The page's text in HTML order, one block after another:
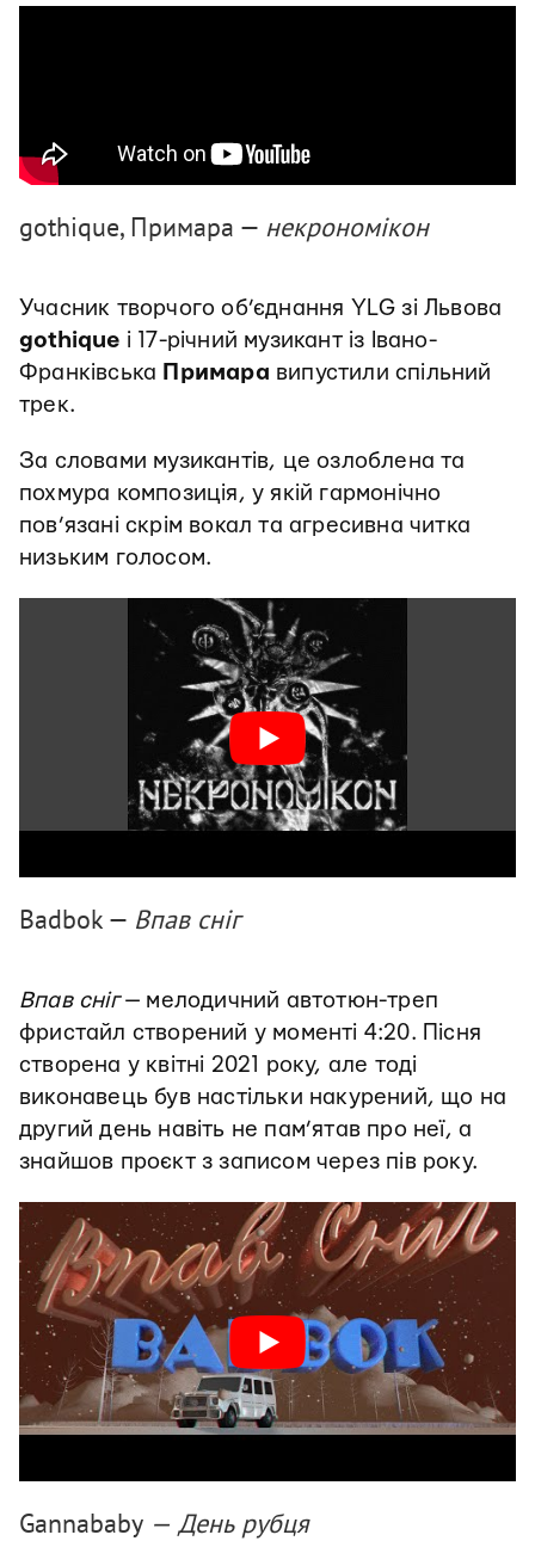
gothique, Примара — некрономікон
Учасник творчого об’єднання YLG зі Львова
gothique і 17-річний музикант із Івано-
Франківська Примара випустили спільний
трек.
За словами музикантів, це озлоблена та
похмура композиція, у якій гармонічно
пов’язані скрім вокал та агресивна читка
низьким голосом.
Badbok — Впав сніг
Впав сніг— мелодичний автотюн-треп
фристайл створений у моменті 4:20. Пісня
створена у квітні 2021 року, але тоді
виконавець був настільки накурений, що на
другий день навіть не пам’ятав про неї, а
знайшов проєкт з записом через пів року.
Gannababy — День рубця